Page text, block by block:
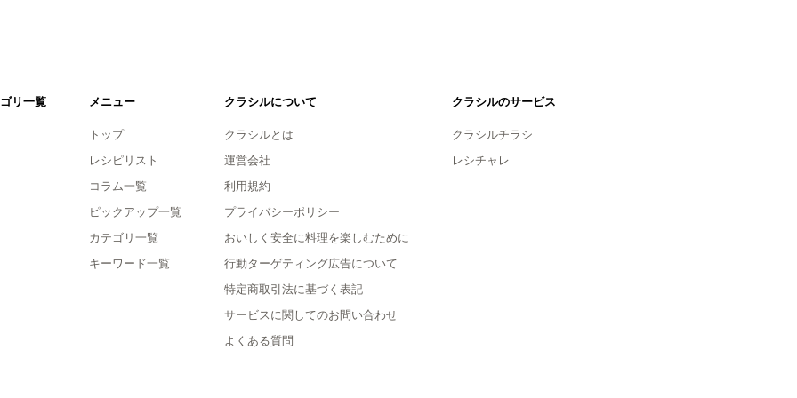
リ一覧 メニュー
トップ
レシピリスト
コラム一覧
ピックアップ一覧
カテゴリ一覧
キーワード一覧
クラシルについて
クラシルとは
運営会社
利用規約
プライバシーポリシー
おいしく安全に料理を楽しむために
行動ターゲティング広告について
特定商取引法に基づく表記
サービスに関してのお問い合わせ
よくある質問
クラシルのサービス
クラシルチラシ
レシチャレ